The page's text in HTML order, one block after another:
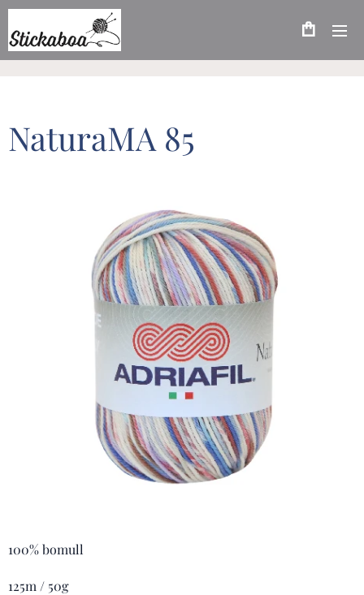
NaturaMA 85
100% bomull
125m / 50g